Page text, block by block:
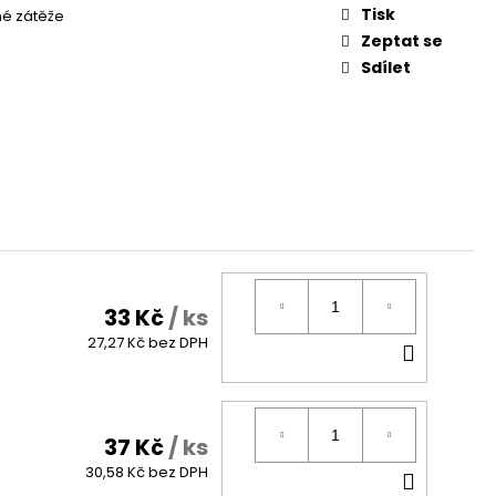
zátěže
Tisk
Zeptat se
Sdílet
33 Kč/ ks
27,27 Kč bez DPH
37 Kč/ ks
30,58 Kč bez DPH